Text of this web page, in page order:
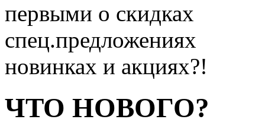
первыми о скидках
спец.предложениях
новинках и акциях?!
ЧТО НОВОГО?